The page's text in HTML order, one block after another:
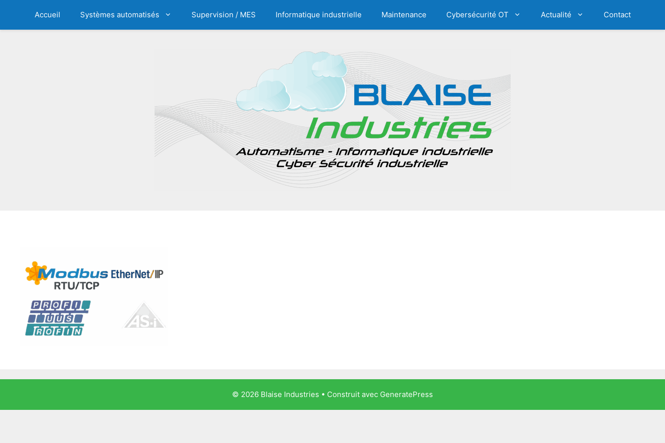
contenu
Accueil Systèmes automatisés Supervision / MES Informatique industrielle Maintenance Cybersécurité OT Actualité Contact
© 2026 Blaise Industries • Construit avec GeneratePress